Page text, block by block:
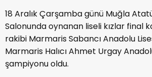
18 Aralık Çarşamba günü Muğla
Salonunda oynanan liseli kızlar final
rakibi Marmaris Sabancı Anadolu
Marmaris Halıcı Ahmet Urgay
şampiyonu oldu.